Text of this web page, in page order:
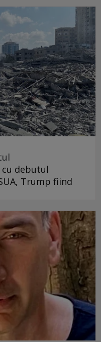
cu debutul
Trump fiind